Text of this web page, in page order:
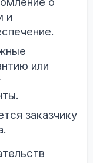
и
или
заказчику